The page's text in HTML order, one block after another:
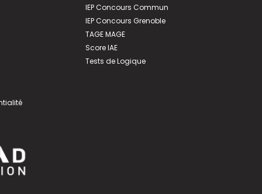
IEP Concours Commun
IEP Concours Grenoble
TAGE MAGE
Score IAE
Tests de Logique